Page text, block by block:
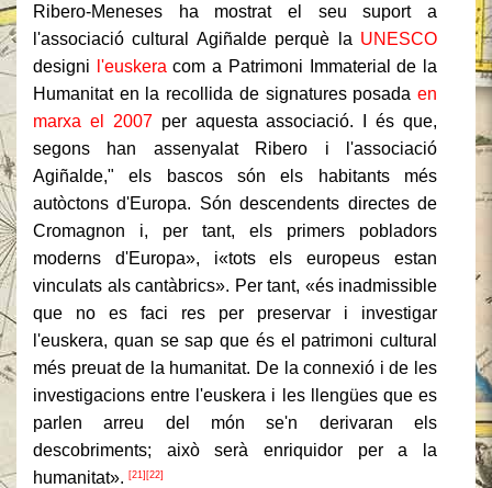
Ribero-Meneses ha mostrat el seu suport a
l'associació cultural Agiñalde perquè la UNESCO
designi
l'euskera com a Patrimoni Immaterial de la
Humanitat en la recollida de signatures posada en
marxa el 2007per aquesta associació. I és que,
segons han assenyalat Ribero i l'associació
Agiñalde," els bascos són els habitants més
autòctons d'Europa. Són descendents directes de
Cromagnon i, per tant, els primers pobladors
moderns d'Europa», i«tots els europeus estan
vinculats als cantàbrics». Per tant, «és inadmissible
que no es faci res per preservar i investigar
l'euskera, quan se sap que és el patrimoni cultural
més preuat de la humanitat. De la connexió i de les
investigacions entre l'euskera i les llengües que es
parlen arreu del món se'n derivaran els
descobriments; això serà enriquidor per a la
humanitat». [21] [22]